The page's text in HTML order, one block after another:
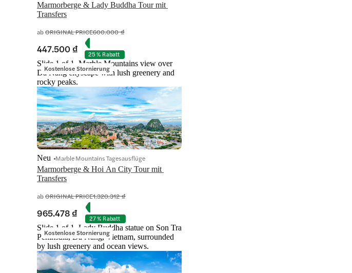
Marmorberge & Lady Buddha Tour mit
Transfers
abORIGINAL PRICE600.000 ₫
447.500 ₫ 25 % Rabatt
Kostenlose Stornierung
Slide 1 of 1, Marble Mountains view over
Da Nang cityscape with lush greenery and
rocky peaks.
Marmorberge & Hoi An City Tour mit
Transfers
Neu Marble Mountains Tagesausflüge
abORIGINAL PRICE1.320.312 ₫
965.478 ₫ 27 % Rabatt
Kostenlose Stornierung
Slide 1 of 1, Lady Buddha statue on Son Tra
Peninsula, Da Nang, Vietnam, surrounded
by lush greenery and ocean views.